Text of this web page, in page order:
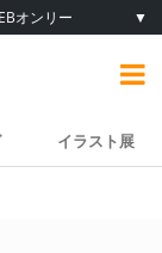
オンリー ▼
イラスト展